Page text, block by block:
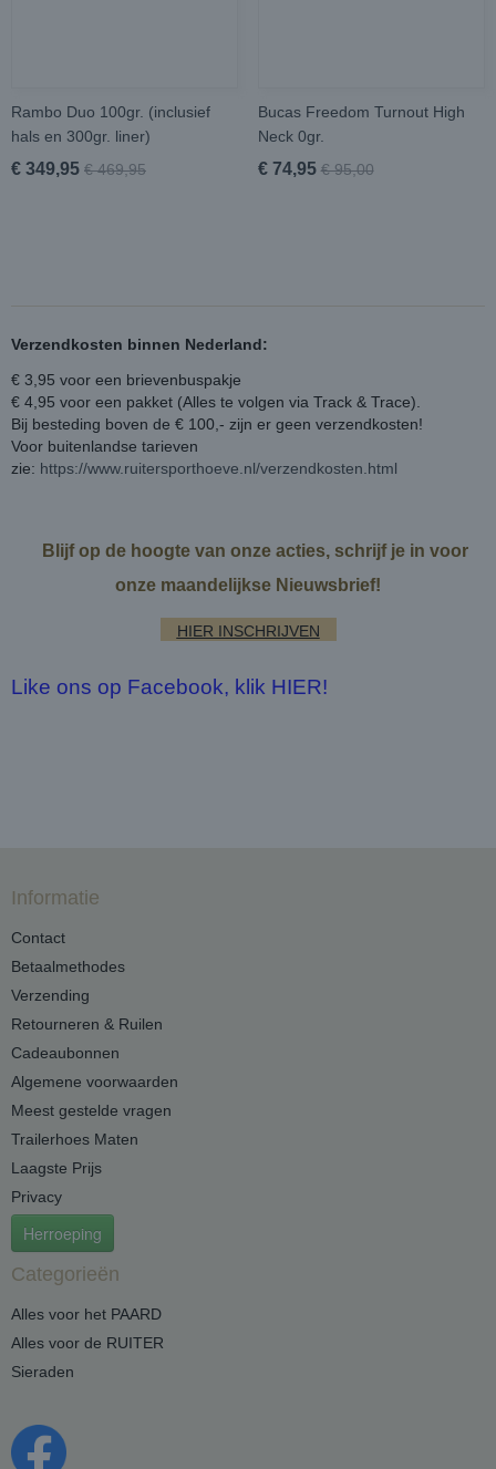
Rambo Duo 100gr. (inclusief
hals en 300gr. liner)
€ 349,95 € 469,95
Bucas Freedom Turnout High
Neck 0gr.
€ 74,95 € 95,00
Verzendkosten binnen Nederland:
€ 3,95 voor een brievenbuspakje
€ 4,95 voor een pakket (Alles te volgen via Track & Trace).
Bij besteding boven de € 100,- zijn er geen verzendkosten!
Voor buitenlandse tarieven
zie: https://www.ruitersporthoeve.nl/verzendkosten.html
Blijf op de hoogte van onze acties, schrijf je in voor
onze maandelijkse Nieuwsbrief!
HIER INSCHRIJVEN
Like ons op Facebook, klik HIER!
Informatie
Contact
Betaalmethodes
Verzending
Retourneren & Ruilen
Cadeaubonnen
Algemene voorwaarden
Meest gestelde vragen
Trailerhoes Maten
Laagste Prijs
Privacy
Herroeping
Categorieën
Alles voor het PAARD
Alles voor de RUITER
Sieraden